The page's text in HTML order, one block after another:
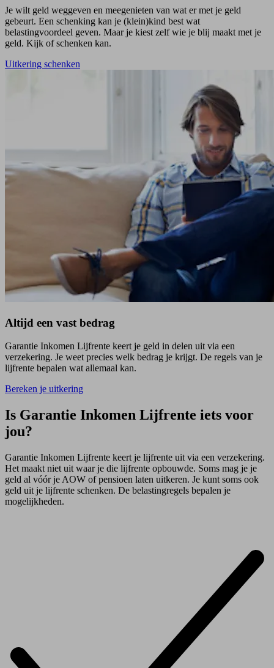
Je wilt geld weggeven en meegenieten van wat er met je geld
gebeurt. Een schenking kan je (klein)kind best wat
belastingvoordeel geven. Maar je kiest zelf wie je blij maakt met je
geld. Kijk of schenken kan.
Uitkering schenken
Altijd een vast bedrag
Garantie Inkomen Lijfrente keert je geld in delen uit via een
verzekering. Je weet precies welk bedrag je krijgt. De regels van je
lijfrente bepalen wat allemaal kan.
Bereken je uitkering
Is Garantie Inkomen Lijfrente iets voor
jou?
Garantie Inkomen Lijfrente keert je lijfrente uit via een verzekering.
Het maakt niet uit waar je die lijfrente opbouwde. Soms mag je je
geld al vóór je AOW of pensioen laten uitkeren. Je kunt soms ook
geld uit je lijfrente schenken. De belastingregels bepalen je
mogelijkheden.